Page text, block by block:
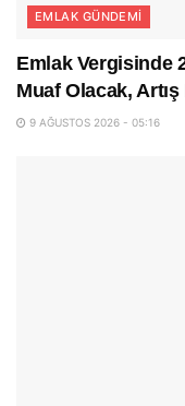
EMLAK GÜNDEMI
Emlak Vergisinde
Muaf Olacak,
9 AĞUSTOS 2026 - 05:16